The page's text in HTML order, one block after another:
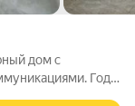
дом с
Год